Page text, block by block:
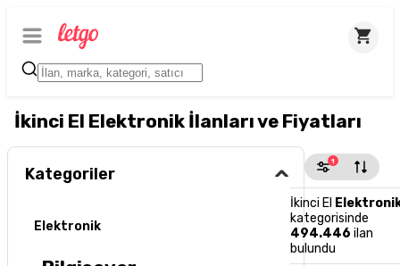
İkinci El Elektronik İlanları ve Fiyatları
Kategoriler
Elektronik
1
İkinci El
kategorisinde
494.446 ilan
bulundu